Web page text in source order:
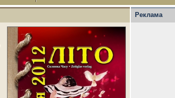
Реклама